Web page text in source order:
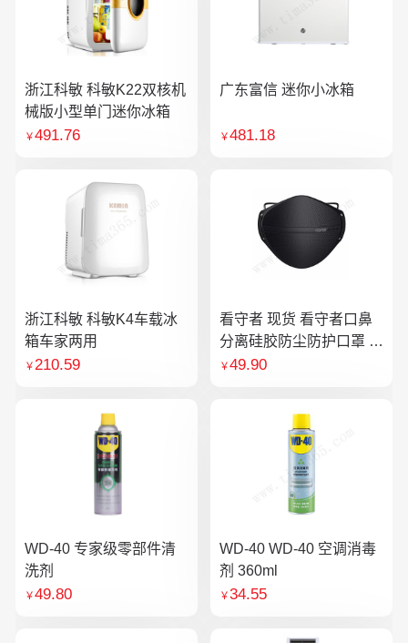
浙江科敏 科敏K22双核机
械版小型单门迷你冰箱
￥491.76
广东富信 迷你小冰箱
￥481.18
浙江科敏 科敏K4车载冰
箱车家两用
￥210.59
看守者 现货 看守者口鼻
分离硅胶防尘防护口罩 1
个口罩含10片滤芯
￥49.90
WD-40 专家级零部件清
洗剂
￥49.80
WD-40 WD-40 空调消毒
剂 360ml
￥34.55